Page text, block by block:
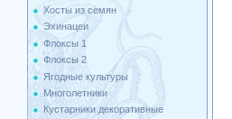
Хосты из семян
Эхинацеи
Флоксы 1
Флоксы 2
Ягодные культуры
Многолетники
Кустарники декоративные